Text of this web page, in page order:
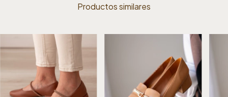
Productos similares